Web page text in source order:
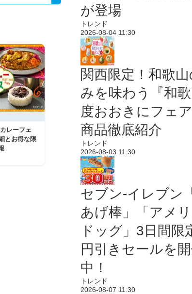
レーフェ
とお得な限
が登場
トレンド
2026-08-04 11:30
関西限定！和歌
みを味わう『和
度おおきにフェ
商品徹底紹介
トレンド
2026-08-03 11:30
セブン‐イレブン
あげ棒」「アメ
ドッグ」3日間限
円引きセールを
中！
トレンド
2026-08-07 11:30